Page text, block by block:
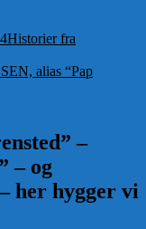
Historier fra
alias “Pap
–
– og
her hygger vi